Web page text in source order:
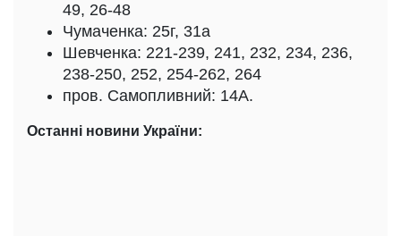
49, 26-48
Чумаченка: 25г, 31а
Шевченка: 221-239, 241, 232, 234, 236,
238-250, 252, 254-262, 264
пров. Самопливний: 14А.
Останні новини України: